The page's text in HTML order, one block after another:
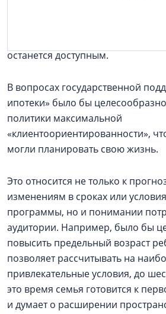
останется доступным.
В вопросах государственной
ипотеки» было бы
политики максимальной
«клиентоориентированности»,
могли планировать свою жизнь.
Это относится не только к
изменениям в сроках или
программы, но и понимании
аудитории. Например, было бы
повысить предельный возраст
позволяет рассчитывать на
привлекательные условия, до
это время семья готовится к
и думает о расширении